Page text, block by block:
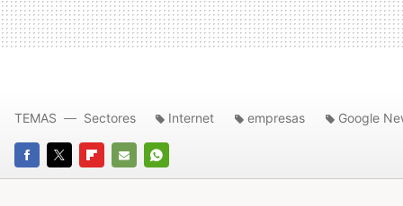
FACEBOOK
TWITTERFLIPBOARD
E-
WHATSAPP
TEMAS Sectores Internet empresas Google